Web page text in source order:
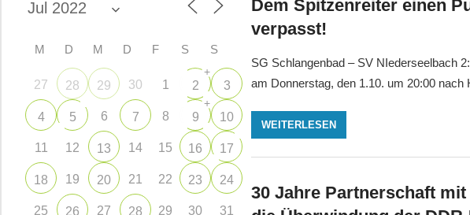
Dem Spitzenreiter einen
verpasst!
SG Schlangenbad – SV NIederseelbach
am Donnerstag, den 1.10. um 20:00 nach
WEITERLESEN
30 Jahre Partnerschaft
M D M D F S S
27 28 29 30 1 2
+
3
4 5 6 7 8 9
+
10
11 12 13 14 15 16 17
18 19 20 21 22 23 24
25 26 27 28 29 30 31